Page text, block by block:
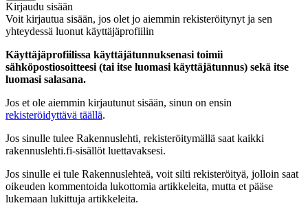
Kirjaudu sisään
Voit kirjautua sisään, jos olet jo aiemmin rekisteröitynyt ja sen
yhteydessä luonut käyttäjäprofiilin
Käyttäjäprofiilissa käyttäjätunnuksenasi toimii
sähköpostiosoitteesi (tai itse luomasi käyttäjätunnus) sekä itse
luomasi salasana.
Jos et ole aiemmin kirjautunut sisään, sinun on ensin
rekisteröidyttävä täällä.
Jos sinulle tulee Rakennuslehti, rekisteröitymällä saat kaikki
rakennuslehti.fi-sisällöt luettavaksesi.
Jos sinulle ei tule Rakennuslehteä, voit silti rekisteröityä, jolloin saat
oikeuden kommentoida lukottomia artikkeleita, mutta et pääse
lukemaan lukittuja artikkeleita.